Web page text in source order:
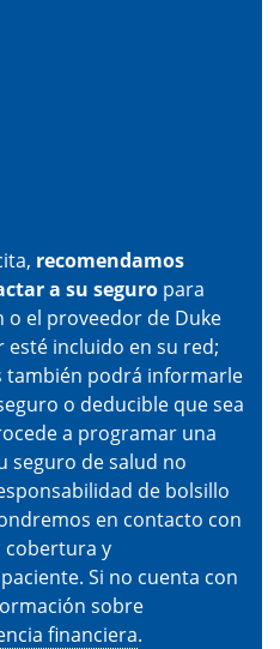
recomendamos
a su seguro para
o el proveedor de Duke
esté incluido en su red;
también podrá informarle
o deducible que sea
a programar una
seguro de salud no
de bolsillo
en contacto con
cobertura y
Si no cuenta con
sobre
financiera.